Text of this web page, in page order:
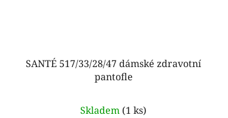
SANTÉ 517/33/28/47 dámské zdravotní
pantofle
Skladem (1 ks)